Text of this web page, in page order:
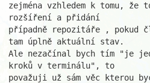
zejména vzhledem k tomu, že
rozšíření a přidání
případně repozitáře , pokud
tam úplně aktuální stav.
Ale nezačínal bych tím "je
kroků v terminálu", to
považuji už sám věc kterou